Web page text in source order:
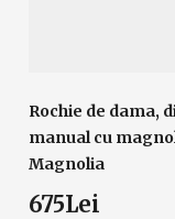
Rochie de dama,
manual cu
Magnolia
675Lei